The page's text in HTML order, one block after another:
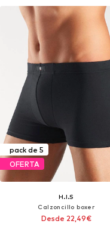
pack de 5
OFERTA
H.I.S
Calzoncillo boxer
Desde 22,49€